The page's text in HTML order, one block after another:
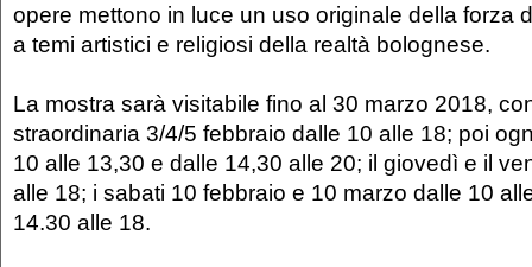
opere mettono in luce un uso originale della forza
a temi artistici e religiosi della realtà bolognese.
La mostra sarà visitabile fino al 30 marzo 2018,
straordinaria 3/4/5 febbraio dalle 10 alle 18; poi
10 alle 13,30 e dalle 14,30 alle 20; il giovedì e il
alle 18; i sabati 10 febbraio e 10 marzo dalle 10
14.30 alle 18.